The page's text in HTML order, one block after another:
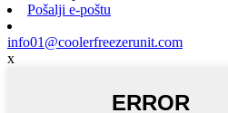
Pošalji e-poštu
info01@coolerfreezerunit.com
x